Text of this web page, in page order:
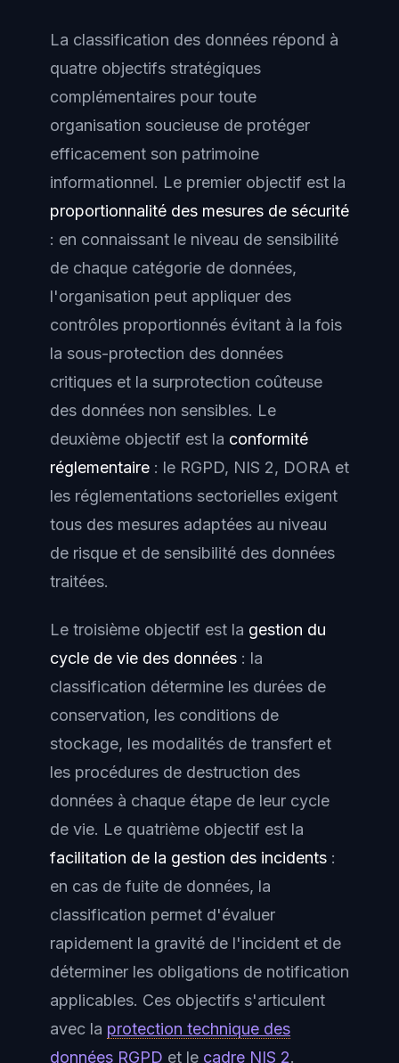
La classification des données répond à
quatre objectifs stratégiques
complémentaires pour toute
organisation soucieuse de protéger
efficacement son patrimoine
informationnel. Le premier objectif est la
proportionnalité des mesures de sécurité
: en connaissant le niveau de sensibilité
de chaque catégorie de données,
l'organisation peut appliquer des
contrôles proportionnés évitant à la fois
la sous-protection des données
critiques et la surprotection coûteuse
des données non sensibles. Le
deuxième objectif est la conformité
réglementaire : le RGPD, NIS 2, DORA et
les réglementations sectorielles exigent
tous des mesures adaptées au niveau
de risque et de sensibilité des données
traitées.
Le troisième objectif est la gestion du
cycle de vie des données : la
classification détermine les durées de
conservation, les conditions de
stockage, les modalités de transfert et
les procédures de destruction des
données à chaque étape de leur cycle
de vie. Le quatrième objectif est la
facilitation de la gestion des incidents :
en cas de fuite de données, la
classification permet d'évaluer
rapidement la gravité de l'incident et de
déterminer les obligations de notification
applicables. Ces objectifs s'articulent
avec la protection technique des
données RGPD et le cadre NIS 2.